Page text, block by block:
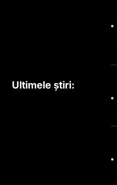
Ultimele știri: